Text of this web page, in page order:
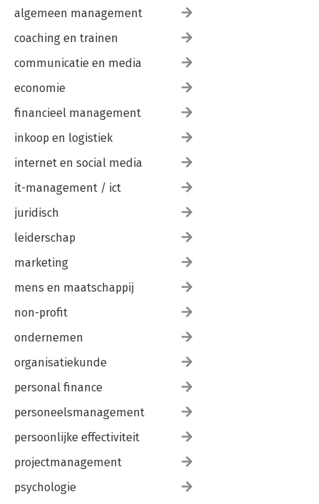
algemeen management
coaching en trainen
communicatie en media
economie
financieel management
inkoop en logistiek
internet en social media
it-management / ict
juridisch
leiderschap
marketing
mens en maatschappij
non-profit
ondernemen
organisatiekunde
personal finance
personeelsmanagement
persoonlijke effectiviteit
projectmanagement
psychologie